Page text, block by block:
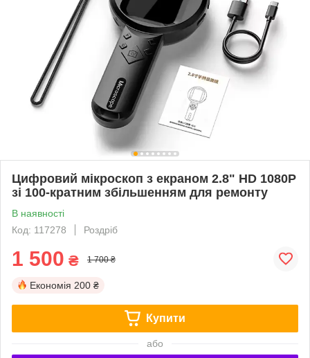
Цифровий мікроскоп з екраном 2.8" HD 1080P
зі 100-кратним збільшенням для ремонту
В наявності
Код: 117278
Роздріб
1 500 ₴ 1 700 ₴
Економія 200 ₴
Купити
або